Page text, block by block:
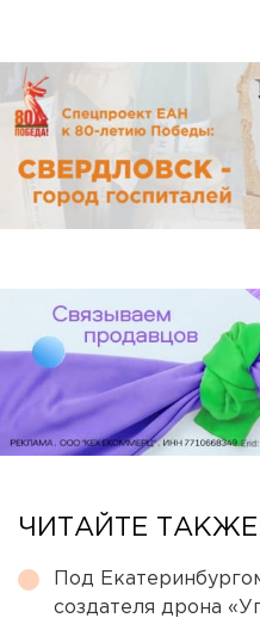
ЧИТАЙТЕ
Под
создателя дрона